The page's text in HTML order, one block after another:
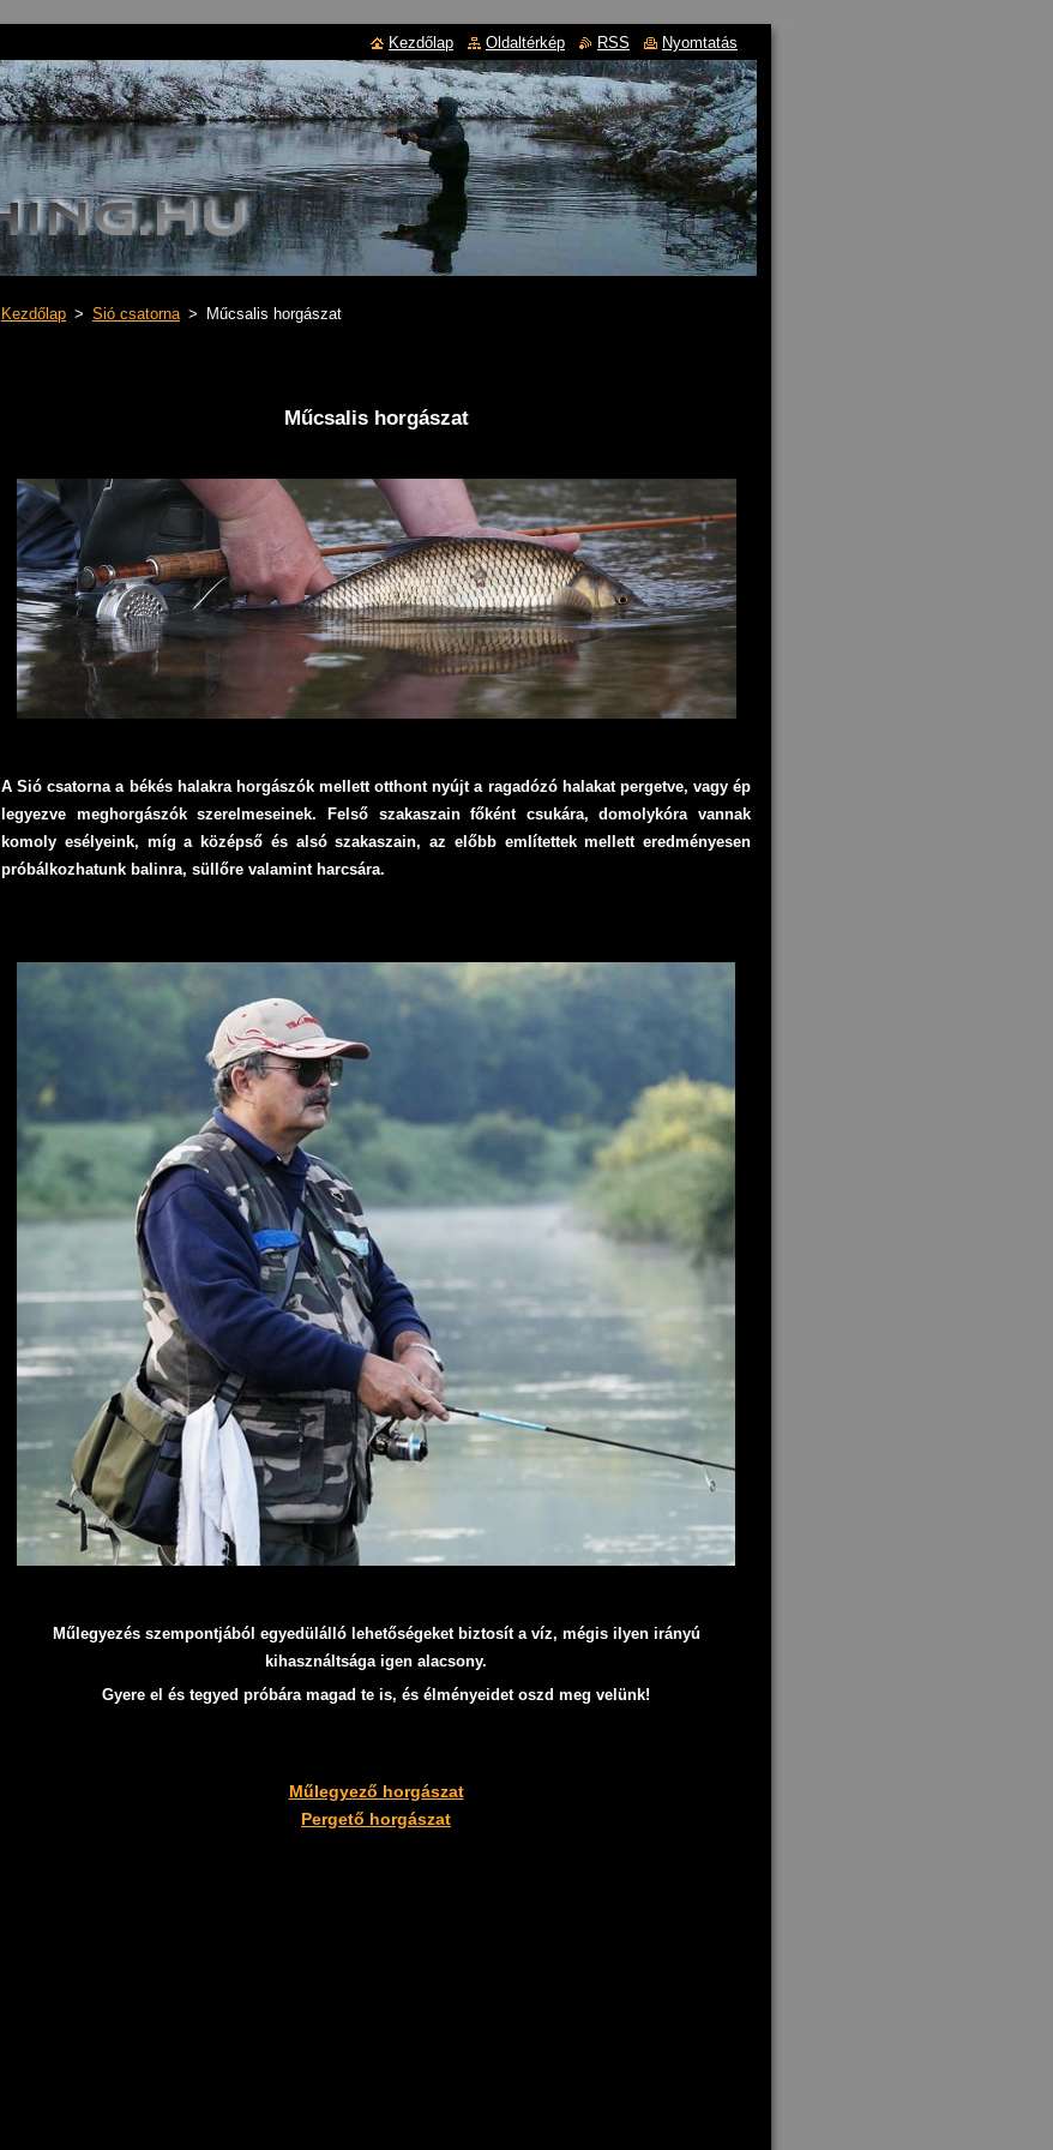
Kezdőlap > Sió csatorna > Műcsalis horgászat
Műcsalis horgászat
A Siócsatorna a békés halakra horgászók mellett otthont nyújt aragadózó halakat pergetve, vagy ép
legyezve meghorgászók szerelmeseinek. Felső szakaszain főként csukára, domolykóra vannak
komoly esélyeink, míg a középső és alsó szakaszain, az előbb említettek mellett eredményesen
próbálkozhatunk balinra, süllőre valamint harcsára.
Műlegyezés szempontjából egyedülálló lehetőségeket biztosít a víz, mégis ilyen irányú
kihasználtsága igen alacsony.
Gyere el és tegyed próbára magad te is, és élményeidet oszd meg velünk!
Műlegyező horgászat
Pergető horgászat
Kezdőlap Oldaltérkép RSS Nyomtatás